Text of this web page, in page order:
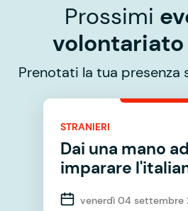
Prossimi
volontariato
Prenotati la tua presenza
STRANIERI
Dai una mano ad
imparare
venerdì 04 settembre